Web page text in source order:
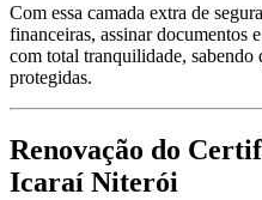
Com essa camada extra de
financeiras, assinar documentos
com total tranquilidade, sabendo
protegidas.
Renovação do
Icaraí Niterói